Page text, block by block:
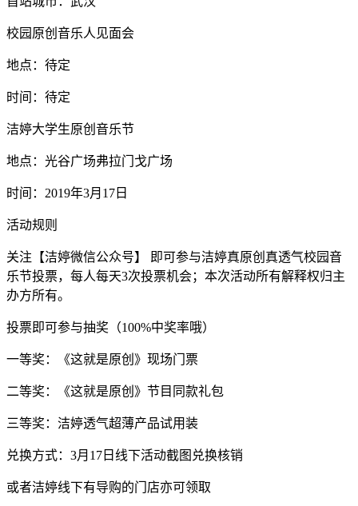
校园原创音乐人见面会
地点：待定
时间：待定
洁婷大学生原创音乐节
地点：光谷广场弗拉门戈广场
时间：2019年3月17日
活动规则
关注【洁婷微信公众号】 即可参与洁婷真原创真透气校园音
乐节投票，每人每天3次投票机会；本次活动所有解释权归主
办方所有。
投票即可参与抽奖（100%中奖率哦）
一等奖：《这就是原创》现场门票
二等奖：《这就是原创》节目同款礼包
三等奖：洁婷透气超薄产品试用装
兑换方式：3月17日线下活动截图兑换核销
或者洁婷线下有导购的门店亦可领取